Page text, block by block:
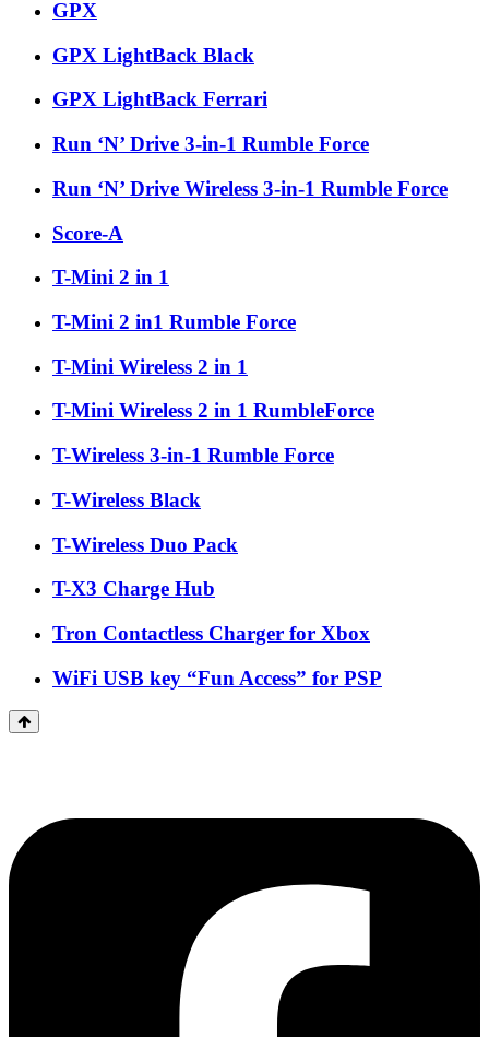
GPX
GPX LightBack Black
GPX LightBack Ferrari
Run ‘N’ Drive 3-in-1 Rumble Force
Run ‘N’ Drive Wireless 3-in-1 Rumble Force
Score-A
T-Mini 2 in 1
T-Mini 2 in1 Rumble Force
T-Mini Wireless 2 in 1
T-Mini Wireless 2 in 1 RumbleForce
T-Wireless 3-in-1 Rumble Force
T-Wireless Black
T-Wireless Duo Pack
T-X3 Charge Hub
Tron Contactless Charger for Xbox
WiFi USB key “Fun Access” for PSP